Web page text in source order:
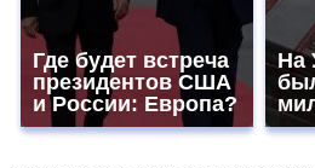
Где будет встреча
президентов США
и России: Европа?
На